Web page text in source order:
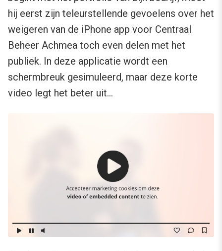
hij eerst zijn teleurstellende gevoelens over het
weigeren van de iPhone app voor Centraal
Beheer Achmea toch even delen met het
publiek. In deze applicatie wordt een
schermbreuk gesimuleerd, maar deze korte
video legt het beter uit…